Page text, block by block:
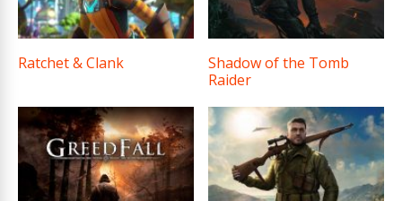
Ratchet & Clank
Shadow of the Tomb
Raider